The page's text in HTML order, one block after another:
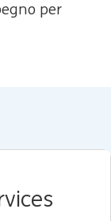
per